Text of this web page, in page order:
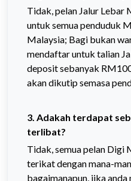
Tidak, pelan Jalur Lebar
untuk semua penduduk
Malaysia; Bagi bukan
mendaftar untuk talian
deposit sebanyak
akan dikutip semasa
3. Adakah terdapat
terlibat?
Tidak, semua pelan
terikat dengan mana-
bagaimanapun, jika